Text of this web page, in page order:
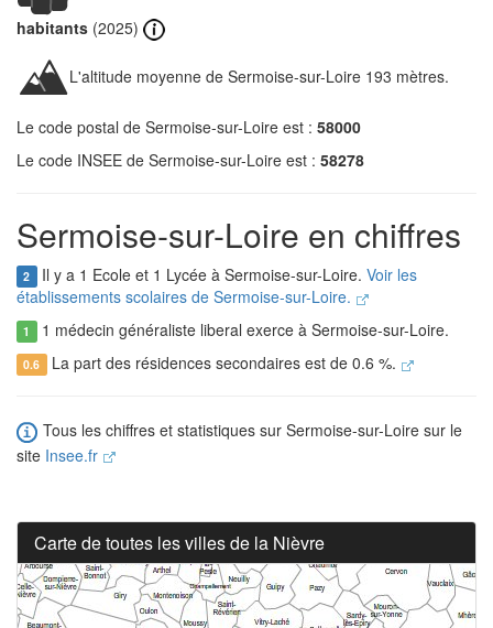
habitants (2025)
L'altitude moyenne de Sermoise-sur-Loire 193 mètres.
Le code postal de Sermoise-sur-Loire est : 58000
Le code INSEE de Sermoise-sur-Loire est : 58278
Sermoise-sur-Loire en chiffres
2 Il y a 1 Ecole et 1 Lycée à Sermoise-sur-Loire. Voir les
établissements scolaires de Sermoise-sur-Loire.
1 1 médecin généraliste liberal exerce à Sermoise-sur-Loire.
0.6 La part des résidences secondaires est de 0.6 %.
Tous les chiffres et statistiques sur Sermoise-sur-Loire sur le
site Insee.fr
Carte de toutes les villes de la Nièvre